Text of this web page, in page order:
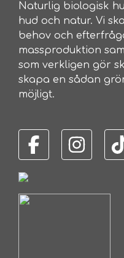
Naturlig biologisk
hud och natur. Vi
behov och
massproduktion
som verkligen gör
skapa en sådan
möjligt.